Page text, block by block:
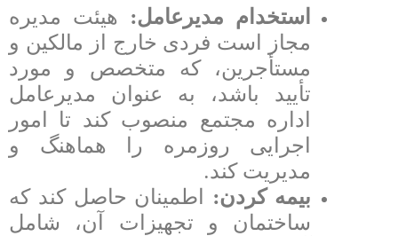
استخدام مدیرعامل:
هیئت مدیره
مجاز است فردی خارج از مالکین و
مستأجرین، که متخصص و مورد
تأیید باشد، به عنوان مدیرعامل
اداره مجتمع منصوب کند تا امور
اجرایی روزمره را هماهنگ و
مدیریت کند.
بیمه کردن:
اطمینان حاصل کند که
ساختمان و تجهیزات آن، شامل